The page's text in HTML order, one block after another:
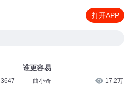
打开APP
3647
谁更容易
曲小奇 17.2万